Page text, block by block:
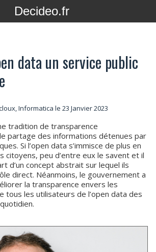
Decideo.fr
data un service public
Informatica le 23 Janvier 2023
tradition de transparence
partage des informations détenues par
Si l’open data s’immisce de plus en
citoyens, peu d’entre eux le savent et il
d’un concept abstrait sur lequel ils
direct. Néanmoins, le gouvernement a
la transparence envers les
tous les utilisateurs de l’open data des